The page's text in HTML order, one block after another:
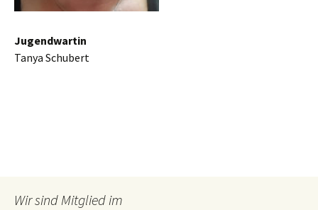
Jugendwartin
Tanya Schubert
Wir sind Mitglied im